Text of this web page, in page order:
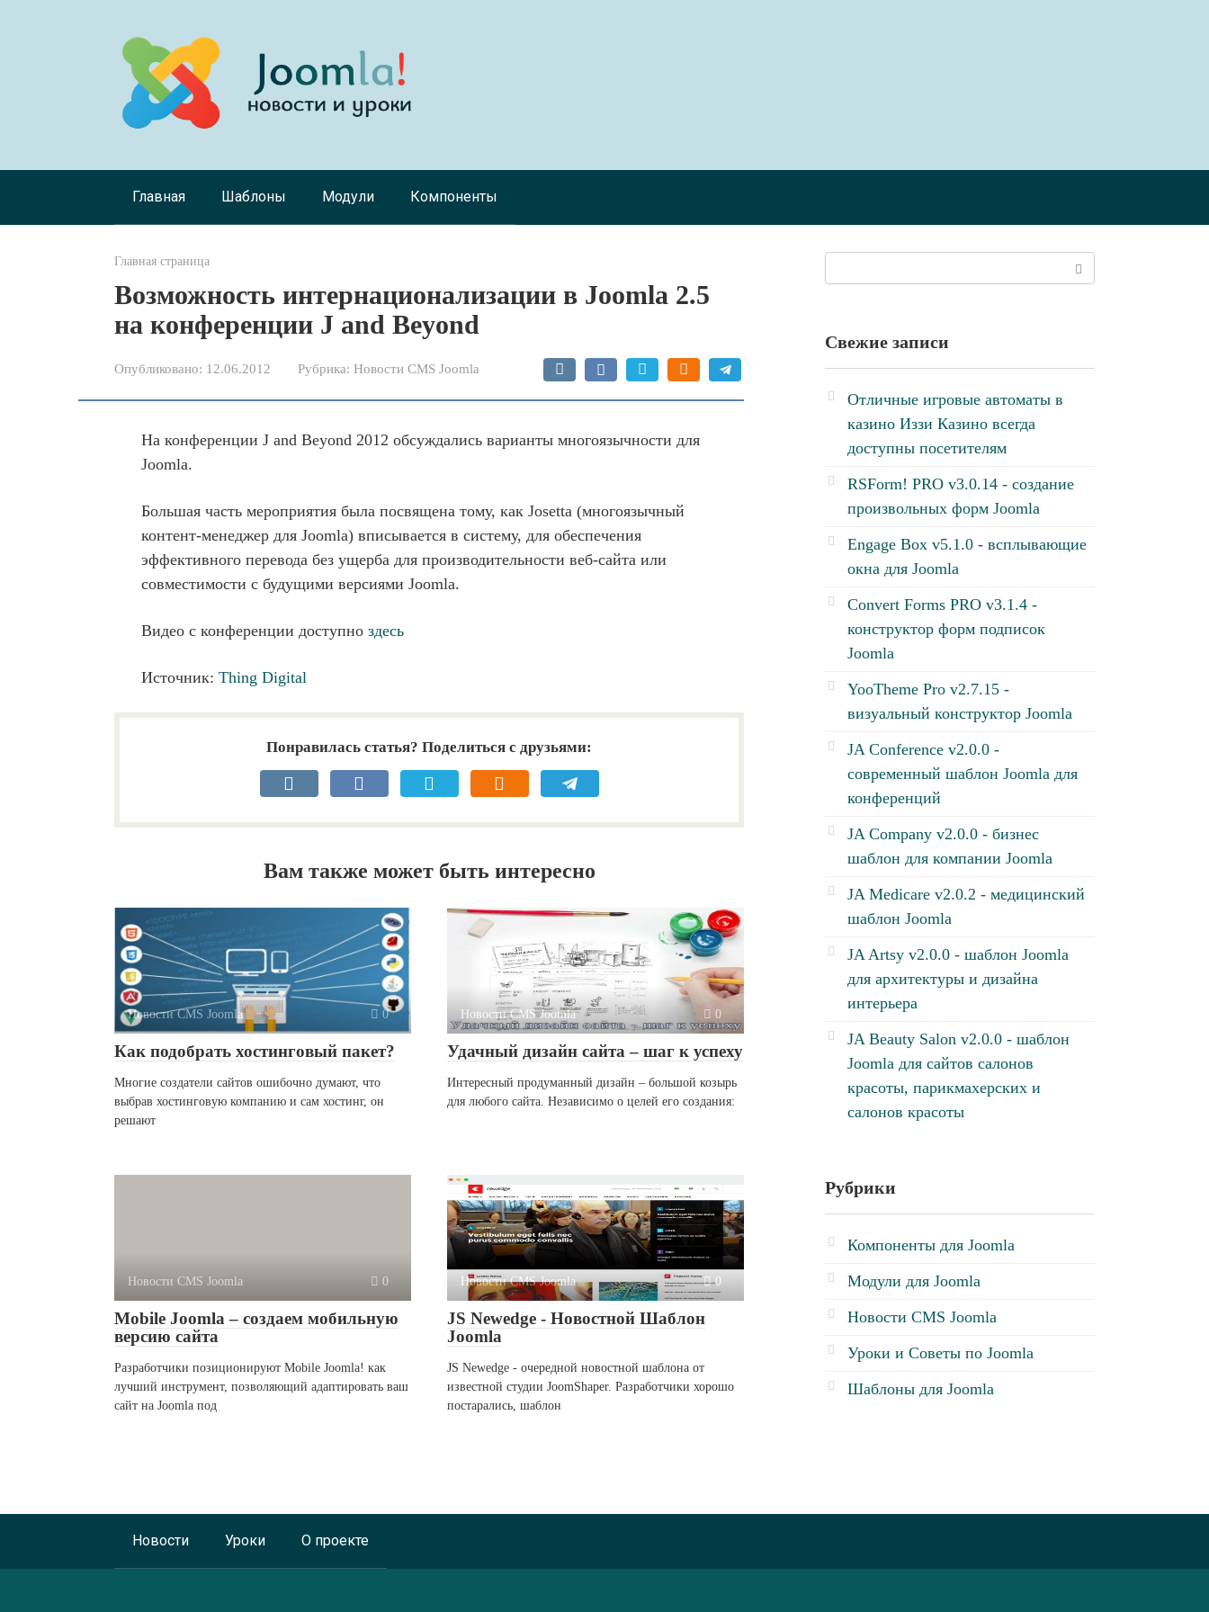
Главная Шаблоны Модули Компоненты
Главная страница
Возможность интернационализации в Joomla 2.5
на конференции J and Beyond
Опубликовано: 12.06.2012 Рубрика: Новости CMS Joomla
На конференции J and Beyond 2012 обсуждались варианты многоязычности для
Joomla.
Большая часть мероприятия была посвящена тому, как Josetta (многоязычный
контент-менеджер для Joomla) вписывается в систему, для обеспечения
эффективного перевода без ущерба для производительности веб-сайта или
совместимости с будущими версиями Joomla.
Видео с конференции доступно здесь
Источник: Thing Digital
Понравилась статья? Поделиться с друзьями:
Вам также может быть интересно
Новости CMS Joomla 0
Как подобрать хостинговый пакет?
Многие создатели сайтов ошибочно думают, что
выбрав хостинговую компанию и сам хостинг, он
решают
Новости CMS Joomla 0
Удачный дизайн сайта – шаг к успеху
Интересный продуманный дизайн – большой козырь
для любого сайта. Независимо о целей его создания:
Новости CMS Joomla 0
Mobile Joomla – создаем мобильную
версию сайта
Разработчики позиционируют Mobile Joomla! как
лучший инструмент, позволяющий адаптировать ваш
сайт на Joomla под
Новости CMS Joomla 0
JS Newedge - Новостной Шаблон
Joomla
JS Newedge - очередной новостной шаблона от
известной студии JoomShaper. Разработчики хорошо
постарались, шаблон
Свежие записи
Отличные игровые автоматы в
казино Иззи Казино всегда
доступны посетителям
RSForm! PRO v3.0.14 - создание
произвольных форм Joomla
Engage Box v5.1.0 - всплывающие
окна для Joomla
Convert Forms PRO v3.1.4 -
конструктор форм подписок
Joomla
YooTheme Pro v2.7.15 -
визуальный конструктор Joomla
JA Conference v2.0.0 -
современный шаблон Joomla для
конференций
JA Company v2.0.0 - бизнес
шаблон для компании Joomla
JA Medicare v2.0.2 - медицинский
шаблон Joomla
JA Artsy v2.0.0 - шаблон Joomla
для архитектуры и дизайна
интерьера
JA Beauty Salon v2.0.0 - шаблон
Joomla для сайтов салонов
красоты, парикмахерских и
салонов красоты
Рубрики
Компоненты для Joomla
Модули для Joomla
Новости CMS Joomla
Уроки и Советы по Joomla
Шаблоны для Joomla
Новости Уроки О проекте